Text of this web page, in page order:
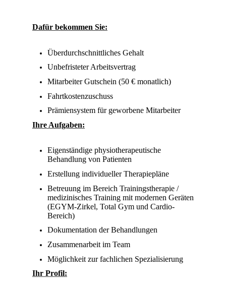
Dafür bekommen Sie:
Überdurchschnittliches Gehalt
Unbefristeter Arbeitsvertrag
Mitarbeiter Gutschein (50 € monatlich)
Fahrtkostenzuschuss
Prämiensystem für geworbene Mitarbeiter
Ihre Aufgaben:
Eigenständige physiotherapeutische
Behandlung von Patienten
Erstellung individueller Therapiepläne
Betreuung im Bereich Trainingstherapie /
medizinisches Training mit modernen Geräten
(EGYM-Zirkel, Total Gym und Cardio-
Bereich)
Dokumentation der Behandlungen
Zusammenarbeit im Team
Möglichkeit zur fachlichen Spezialisierung
Ihr Profil: